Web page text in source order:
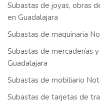
Subastas de joyas, obras
en Guadalajara
Subastas de maquinaria
Subastas de mercaderías
Guadalajara
Subastas de mobiliario
Subastas de tarjetas de